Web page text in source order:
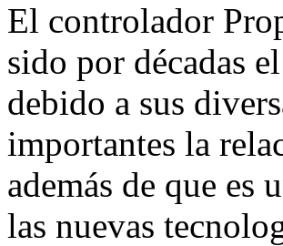
El controlador
sido por décadas
debido a sus
importantes la
además de que es
las nuevas